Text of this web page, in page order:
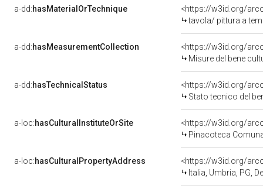
a-dd:hasMaterialOrTechnique
<https://w3id.org/
tavola/ pittura a
a-dd:hasMeasurementCollection
<https://w3id.org/
Misure del bene
a-dd:hasTechnicalStatus
<https://w3id.org/
Stato tecnico del
a-loc:hasCulturalInstituteOrSite
<https://w3id.org/
Pinacoteca
a-loc:hasCulturalPropertyAddress
<https://w3id.org/
Italia, Umbria, PG,